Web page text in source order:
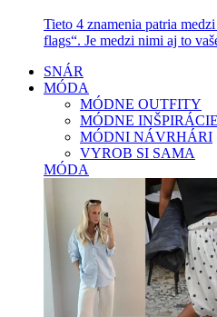
Tieto 4 znamenia patria
flags“. Je medzi nimi aj to
SNÁR
MÓDA
MÓDNE OUTFITY
MÓDNE INŠPIRÁCIE
MÓDNI NÁVRHÁRI
VYROB SI SAMA
MÓDA